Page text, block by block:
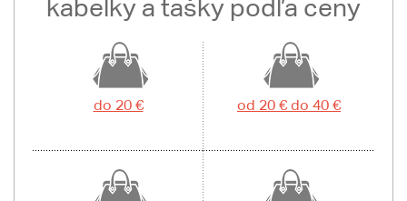
kabelky a tašky podľa ceny
do 20 € od 20 € do 40 €